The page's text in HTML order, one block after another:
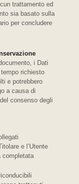
trattamento ed
sia basato sulla
per concludere
i Dati
richiesto
e potrebbero
a causa di
consenso degli
e l’Utente
completata